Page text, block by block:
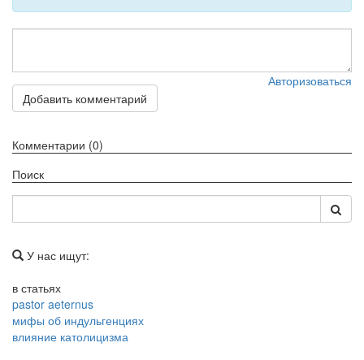
Авторизоваться
Добавить комментарий
Комментарии (0)
Поиск
У нас ищут:
в статьях
pastor aeternus
мифы об индульгенциях
влияние католицизма